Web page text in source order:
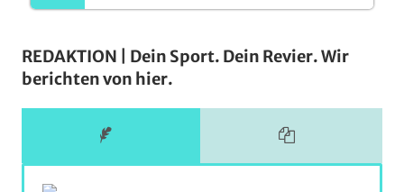
REDAKTION | Dein Sport. Dein Revier. Wir
berichten von hier.